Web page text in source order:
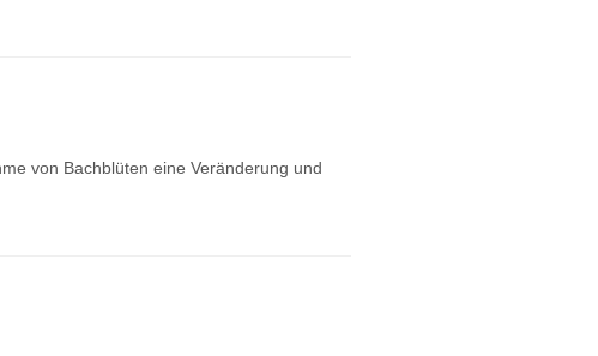
von Bachblüten eine Veränderung und